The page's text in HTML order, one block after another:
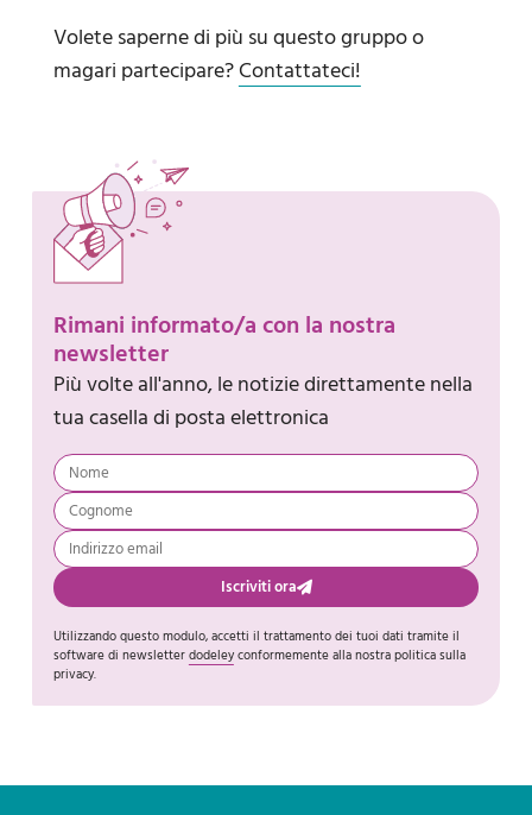
Volete saperne di più su questo gruppo o
magari partecipare?Contattateci!
Rimani informato/a con la nostra
newsletter
Più volte all'anno, le notizie direttamente nella
tua casella di posta elettronica
Iscriviti ora
Utilizzando questo modulo, accetti il trattamento dei tuoi dati tramite il
software di newsletterdodeleyconformemente alla nostra politica sulla
privacy.